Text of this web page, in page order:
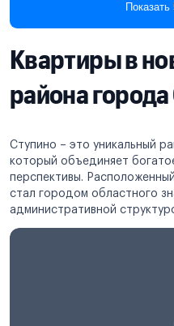
Показать
Квартиры в
района
Ступино – это уникальный
который объединяет
перспективы.
стал городом областного
административной